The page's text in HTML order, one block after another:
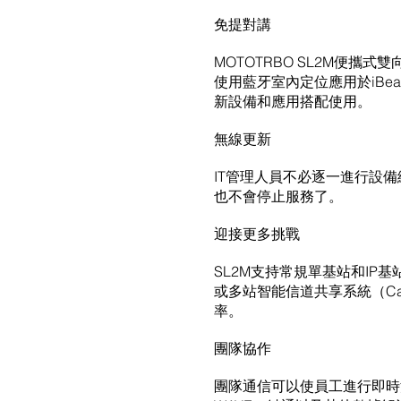
免提對講
MOTOTRBO SL2M便攜式
使用藍牙室內定位應用於
新設備和應用搭配使用。
無線更新
IT管​​理人員不必逐一進行設
也不會停止服務了。
迎接更多挑戰
SL2M支持常規單基站和IP基
或多站智能信道共享系統（
率。
團隊協作
團隊通信可以使員工進行即